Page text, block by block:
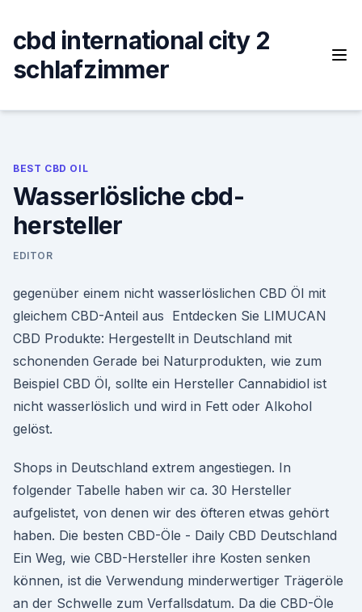
content
cbd international city 2
schlafzimmer
BEST CBD OIL
Wasserlösliche cbd-
hersteller
EDITOR
gegenüber einem nicht wasserlöslichen CBD Öl mit
gleichem CBD-Anteil aus Entdecken Sie LIMUCAN
CBD Produkte: Hergestellt in Deutschland mit
schonenden Gerade bei Naturprodukten, wie zum
Beispiel CBD Öl, sollte ein Hersteller Cannabidiol ist
nicht wasserlöslich und wird in Fett oder Alkohol
gelöst.
Shops in Deutschland extrem angestiegen. In
folgender Tabelle haben wir ca. 30 Hersteller
aufgelistet, von denen wir des öfteren etwas gehört
haben. Die besten CBD-Öle - Daily CBD Deutschland
Ein Weg, wie CBD-Hersteller ihre Kosten senken
können, ist die Verwendung minderwertiger Trägeröle
an der Schwelle zum Verfallsdatum. Da die CBD-Öle